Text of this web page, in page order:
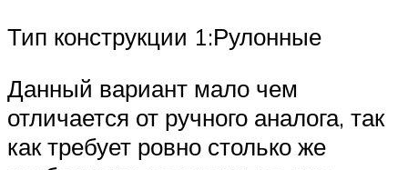
Тип конструкции 1:Рулонные
Данный вариант мало чем
отличается от ручного аналога, так
как требует ровно столько же